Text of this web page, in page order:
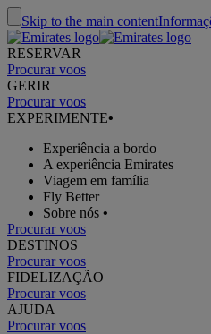
Skip to the main content
RESERVAR
Procurar voos
GERIR
Procurar voos
EXPERIMENTE•
Experiência a bordo
A experiência Emirates
Viagem em família
Fly Better
Sobre nós •
Procurar voos
DESTINOS
Procurar voos
FIDELIZAÇÃO
Procurar voos
AJUDA
Procurar voos